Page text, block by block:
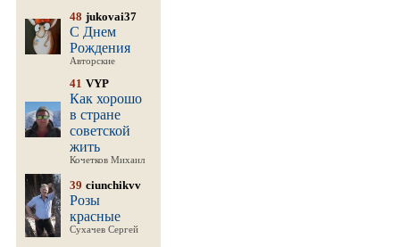
48 jukovai37
С Днем
Рождения
Авторские
41 VYP
Как хорошо
в стране
советской
жить
Кочетков Михаил
39 ciunchikvv
Розы
красные
Сухачев Сергей